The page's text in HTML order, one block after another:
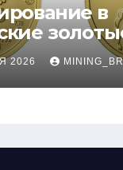
в
подробное
2026